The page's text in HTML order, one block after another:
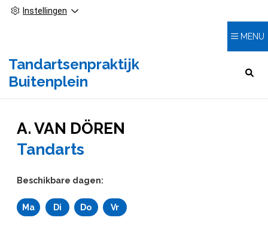
Instellingen
Tandartsenpraktijk
Buitenplein
MENU
A. VAN DÖREN
Tandarts
Beschikbare dagen:
Maandag
Ma
Dinsdag
Di
Donderdag
Do
Vrijdag
Vr